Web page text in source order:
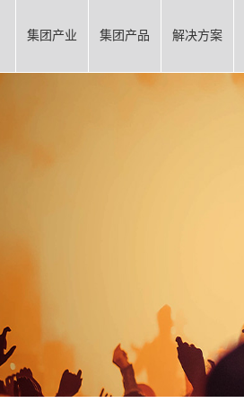
集团产业 集团产品 解决方案